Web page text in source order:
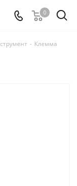
0
- Клемма